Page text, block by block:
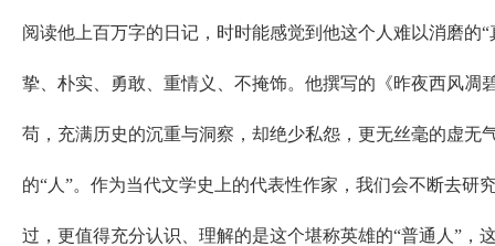
阅读他上百万字的日记，时时能感觉到他这个人难以消磨的
挚、朴实、勇敢、重情义、不掩饰。他撰写的《昨夜西风凋
苟，充满历史的沉重与洞察，却绝少私怨，更无丝毫的虚无
的“人”。作为当代文学史上的代表性作家，我们会不断去研
过，更值得充分认识、理解的是这个堪称英雄的“普通人”，